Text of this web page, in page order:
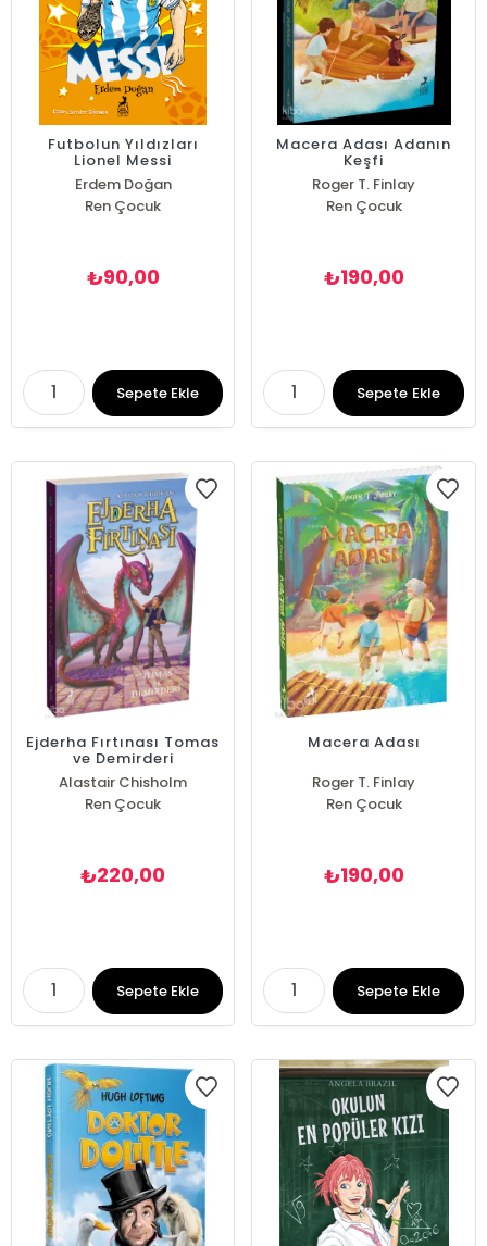
Futbolun Yıldızları
Lionel Messi
Erdem Doğan
Ren Çocuk
₺90,00
Sepete Ekle
Macera Adası Adanın
Keşfi
Roger T. Finlay
Ren Çocuk
₺190,00
Sepete Ekle
Ejderha Fırtınası Tomas
ve Demirderi
Alastair Chisholm
Ren Çocuk
₺220,00
Sepete Ekle
Macera Adası
Roger T. Finlay
Ren Çocuk
₺190,00
Sepete Ekle